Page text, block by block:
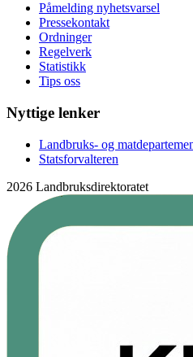
Påmelding nyhetsvarsel
Pressekontakt
Ordninger
Regelverk
Statistikk
Tips oss
Nyttige lenker
Landbruks- og
Statsforvalteren
2026 Landbruksdirektoratet